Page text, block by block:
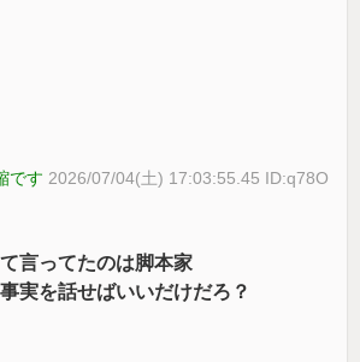
です 2026/07/04(土) 17:03:55.45 ID:q78O
言ってたのは脚本家
実を話せばいいだけだろ？